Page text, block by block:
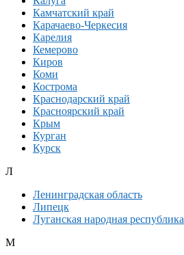
Камчатский край
Карачаево-Черкесия
Карелия
Кемерово
Киров
Коми
Кострома
Краснодарский край
Красноярский край
Крым
Курган
Курск
Л
Ленинградская область
Липецк
Луганская народная республика
М